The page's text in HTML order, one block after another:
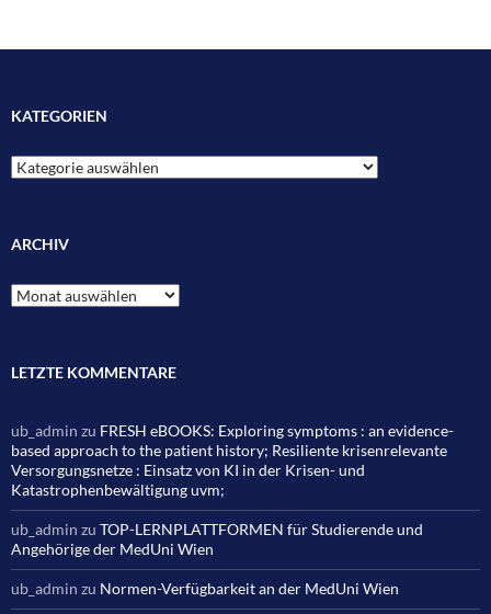
KATEGORIEN
Kategorien
ARCHIV
Archiv
LETZTE KOMMENTARE
ub_admin zu FRESH eBOOKS: Exploring symptoms : an evidence-
based approach to the patient history; Resiliente krisenrelevante
Versorgungsnetze : Einsatz von KI in der Krisen- und
Katastrophenbewältigung uvm;
ub_admin zu TOP-LERNPLATTFORMEN für Studierende und
Angehörige der MedUni Wien
ub_admin zu Normen-Verfügbarkeit an der MedUni Wien